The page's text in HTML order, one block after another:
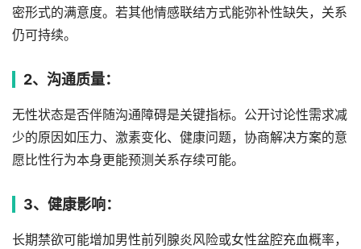
密形式的满意度。若其他情感联结方式能弥补性缺失，关系
仍可持续。
2、沟通质量：
无性状态是否伴随沟通障碍是关键指标。公开讨论性需求减
少的原因如压力、激素变化、健康问题，协商解决方案的意
愿比性行为本身更能预测关系存续可能。
3、健康影响：
长期禁欲可能增加男性前列腺炎风险或女性盆腔充血概率，